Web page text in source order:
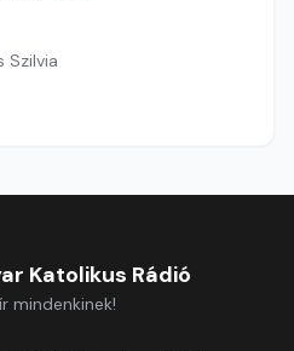
Szilvia
Katolikus Rádió
mindenkinek!